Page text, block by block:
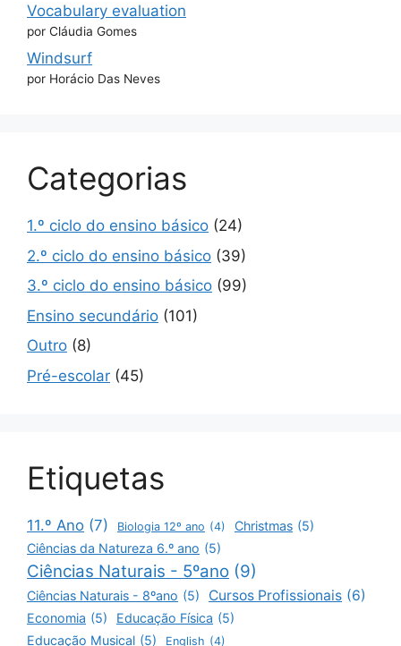
Vocabulary evaluation
por Cláudia Gomes
Windsurf
por Horácio Das Neves
Categorias
1.º ciclo do ensino básico (24)
2.º ciclo do ensino básico (39)
3.º ciclo do ensino básico (99)
Ensino secundário (101)
Outro (8)
Pré-escolar (45)
Etiquetas
11.º Ano (7) Biologia 12º ano (4) Christmas (5)
Ciências da Natureza 6.º ano (5)
Ciências Naturais - 5ºano (9)
Ciências Naturais - 8ºano (5) Cursos Profissionais (6)
Economia (5) Educação Física (5)
Educação Musical (5) English (4)